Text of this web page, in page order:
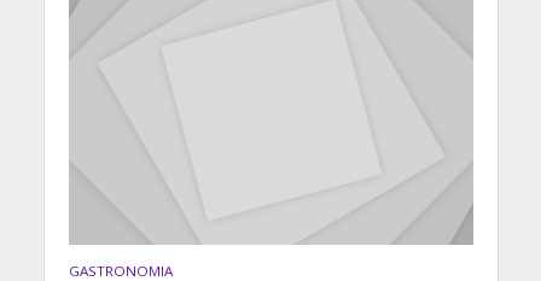
GASTRONOMIA